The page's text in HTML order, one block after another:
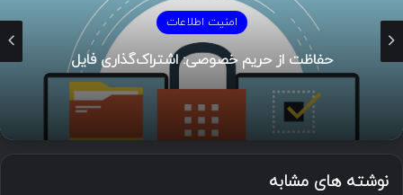
امنیت اطلاعات
تهدیدات امنیتی پیاده‌سازی Generative AI
نوشته های مشابه